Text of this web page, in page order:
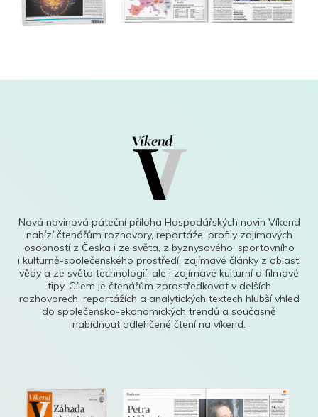
Nová novinová páteční příloha Hospodářských novin Víkend
nabízí čtenářům rozhovory, reportáže, profily zajímavých
osobností z Česka i ze světa, z byznysového, sportovního
i kulturně-společenského prostředí, zajímavé články z oblasti
vědy a ze světa technologií, ale i zajímavé kulturní a filmové
tipy. Cílem je čtenářům zprostředkovat v delších
rozhovorech, reportážích a analytických textech hlubší vhled
do společensko-ekonomických trendů a současně
nabídnout odlehčené čtení na víkend.